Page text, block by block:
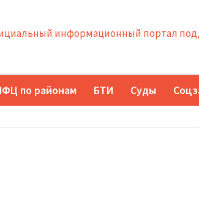
информационный портал
по районам БТИ Суды